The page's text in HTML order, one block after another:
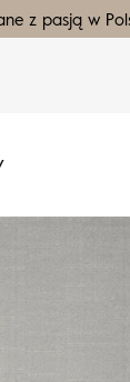
z pasją w